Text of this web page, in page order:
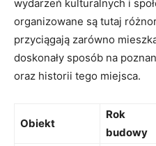
⁢wydarzeń kulturalnych i
organizowane są ‌tutaj
przyciągają‍ zarówno
doskonały sposób na
‍oraz historii ‌tego miejsca.
Obiekt
Rok
budowy